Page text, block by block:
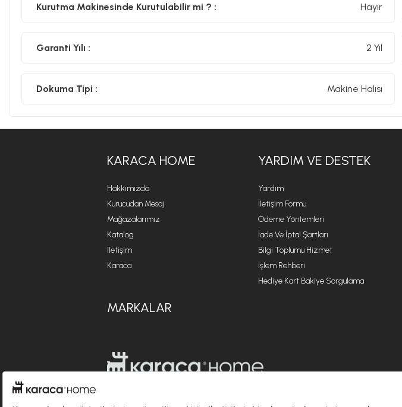
Kurutma Makinesinde Kurutulabilir mi ? : Hayır
Garanti Yılı : 2 Yıl
Dokuma Tipi : Makine Halısı
KARACA HOME
Hakkımızda
Kurucudan Mesaj
Mağazalarımız
Katalog
İletişim
Karaca
YARDIM VE DESTEK
Yardım
İletişim Formu
Ödeme Yöntemleri
İade Ve İptal Şartları
Bilgi Toplumu Hizmet
İşlem Rehberi
Hediye Kart Bakiye Sorgulama
MARKALAR